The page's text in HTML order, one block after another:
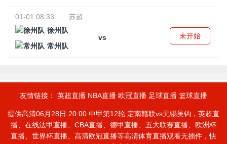
01-01 08:33
苏超
徐州队
vs
常州队
未开始
友情链接： 英超直播 NBA直播 欧冠直播 足球直播 篮球直播
提供高清06月28日 20:00 中甲第12轮 定南赣联vs无锡吴钩，英超直
播、在线法甲直播、CBA直播、德甲直播、五大联赛直播、欧洲杯
直播、世界杯直播、高清欧冠直播等高清体育直播观看无插件，快